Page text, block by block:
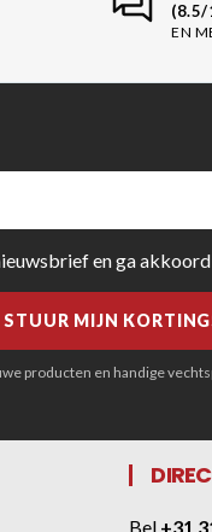
(8.5/
EN
en ga
producten en handige
Bel +31